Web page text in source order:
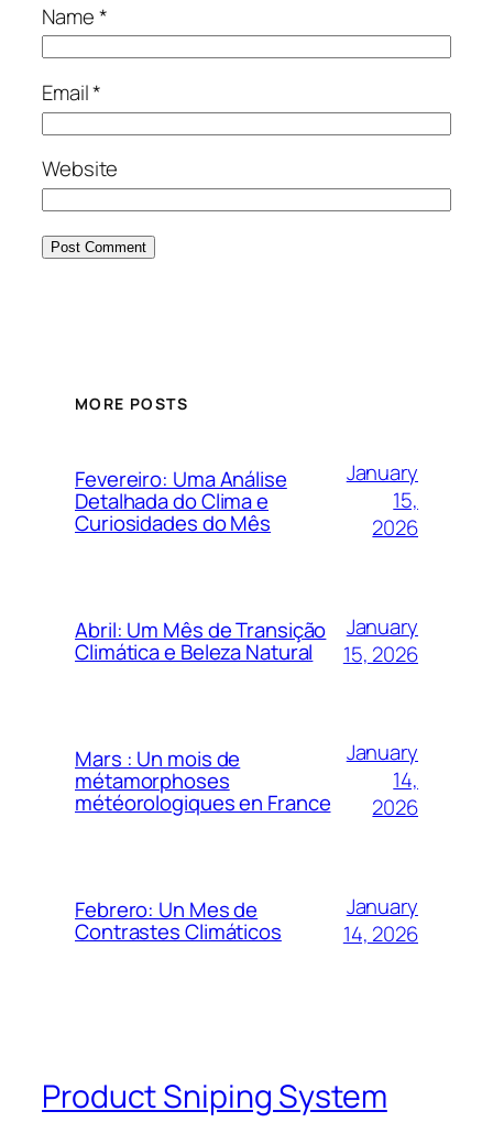
Name*
Email*
Website
MORE POSTS
Fevereiro: Uma Análise
Detalhada do Clima e
Curiosidades do Mês
January
15,
2026
Abril: Um Mês de Transição
Climática e Beleza Natural
January
15, 2026
Mars : Un mois de
métamorphoses
météorologiques en France
January
14,
2026
Febrero: Un Mes de
Contrastes Climáticos
January
14, 2026
Product Sniping System